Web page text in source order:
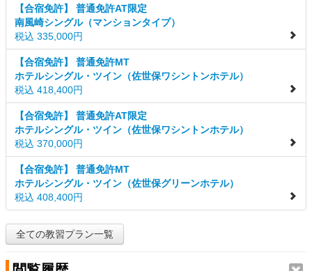
【合宿免許】 普通免許AT限定
南風崎シングル（マンションタイプ）
税込 335,000円
【合宿免許】 普通免許MT
ホテルシングル・ツイン（佐世保ワシントンホテル）
税込 418,400円
【合宿免許】 普通免許AT限定
ホテルシングル・ツイン（佐世保ワシントンホテル）
税込 370,000円
【合宿免許】 普通免許MT
ホテルシングル・ツイン（佐世保グリーンホテル）
税込 408,400円
全ての教習プラン一覧